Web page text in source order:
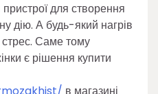
для створення
дію. А будь-який нагрів
Саме тому
є рішення купити